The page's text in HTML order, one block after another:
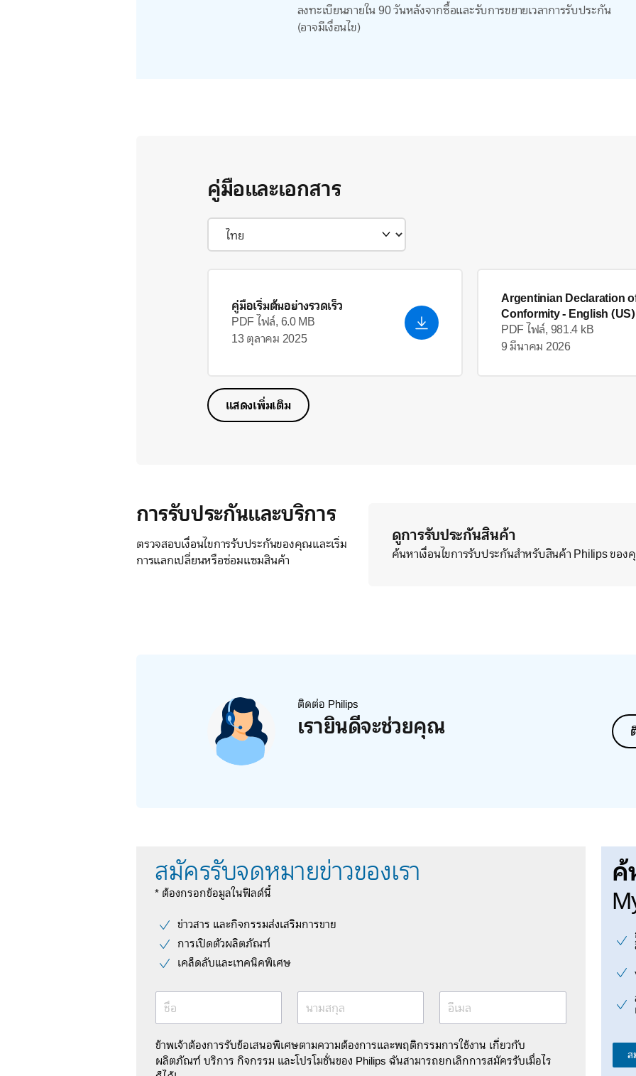
ลงทะเบียนภายใน 90 วันหลังจากซื้อและรับการขยายเวลาการรับประกัน
(อาจมีเงื่อนไข)
คู่มือและเอกสาร
คู่มือเริ่มต้นอย่างรวดเร็ว
PDF ไฟล์, 6.0 MB
13 ตุลาคม 2025
Argentinian Declaration
Conformity- English (US)
PDF ไฟล์, 981.4 kB
9 มีนาคม 2026
แสดงเพิ่มเติม
การรับประกันและบริการ
ตรวจสอบเงื่อนไขการรับประกันของคุณและเริ่ม
การแลกเปลี่ยนหรือซ่อมแซมสินค้า
ดูการรับประกันสินค้า
ค้นหาเงื่อนไขการรับประกันสำหรับสินค้า Philips ขอ
ติดต่อ Philips
เรายินดีจะช่วยคุณ
สมัครรับจดหมายข่าวของเรา
* ต้องกรอกข้อมูลในฟิลด์นี้
ข่าวสาร และกิจกรรมส่งเสริมการขาย
การเปิดตัวผลิตภัณฑ์
เคล็ดลับและเทคนิคพิเศษ
ชื่อ นามสกุล อีเมล
ข้าพเจ้าต้องการรับข้อเสนอพิเศษตามความต้องการและพฤติกรรมการใช้งาน เกี่ยวกับ
ผลิตภัณฑ์ บริการ กิจกรรม และโปรโมชั่นของ Philips ฉันสามารถยกเลิกการสมัครรับเมื่อไร
ค้